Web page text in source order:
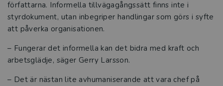
författarna. Informella tillvägagångssätt finns inte i
styrdokument, utan inbegriper handlingar som görs i syfte
att påverka organisationen.
– Fungerar det informella kan det bidra med kraft och
arbetsglädje, säger Gerry Larsson.
– Det är nästan lite avhumaniserande att vara chef på